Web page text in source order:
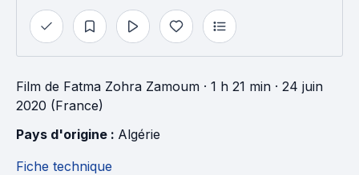
Film de Fatma Zohra Zamoum · 1 h 21 min · 24 juin
2020 (France)
Pays d'origine : Algérie
Fiche technique